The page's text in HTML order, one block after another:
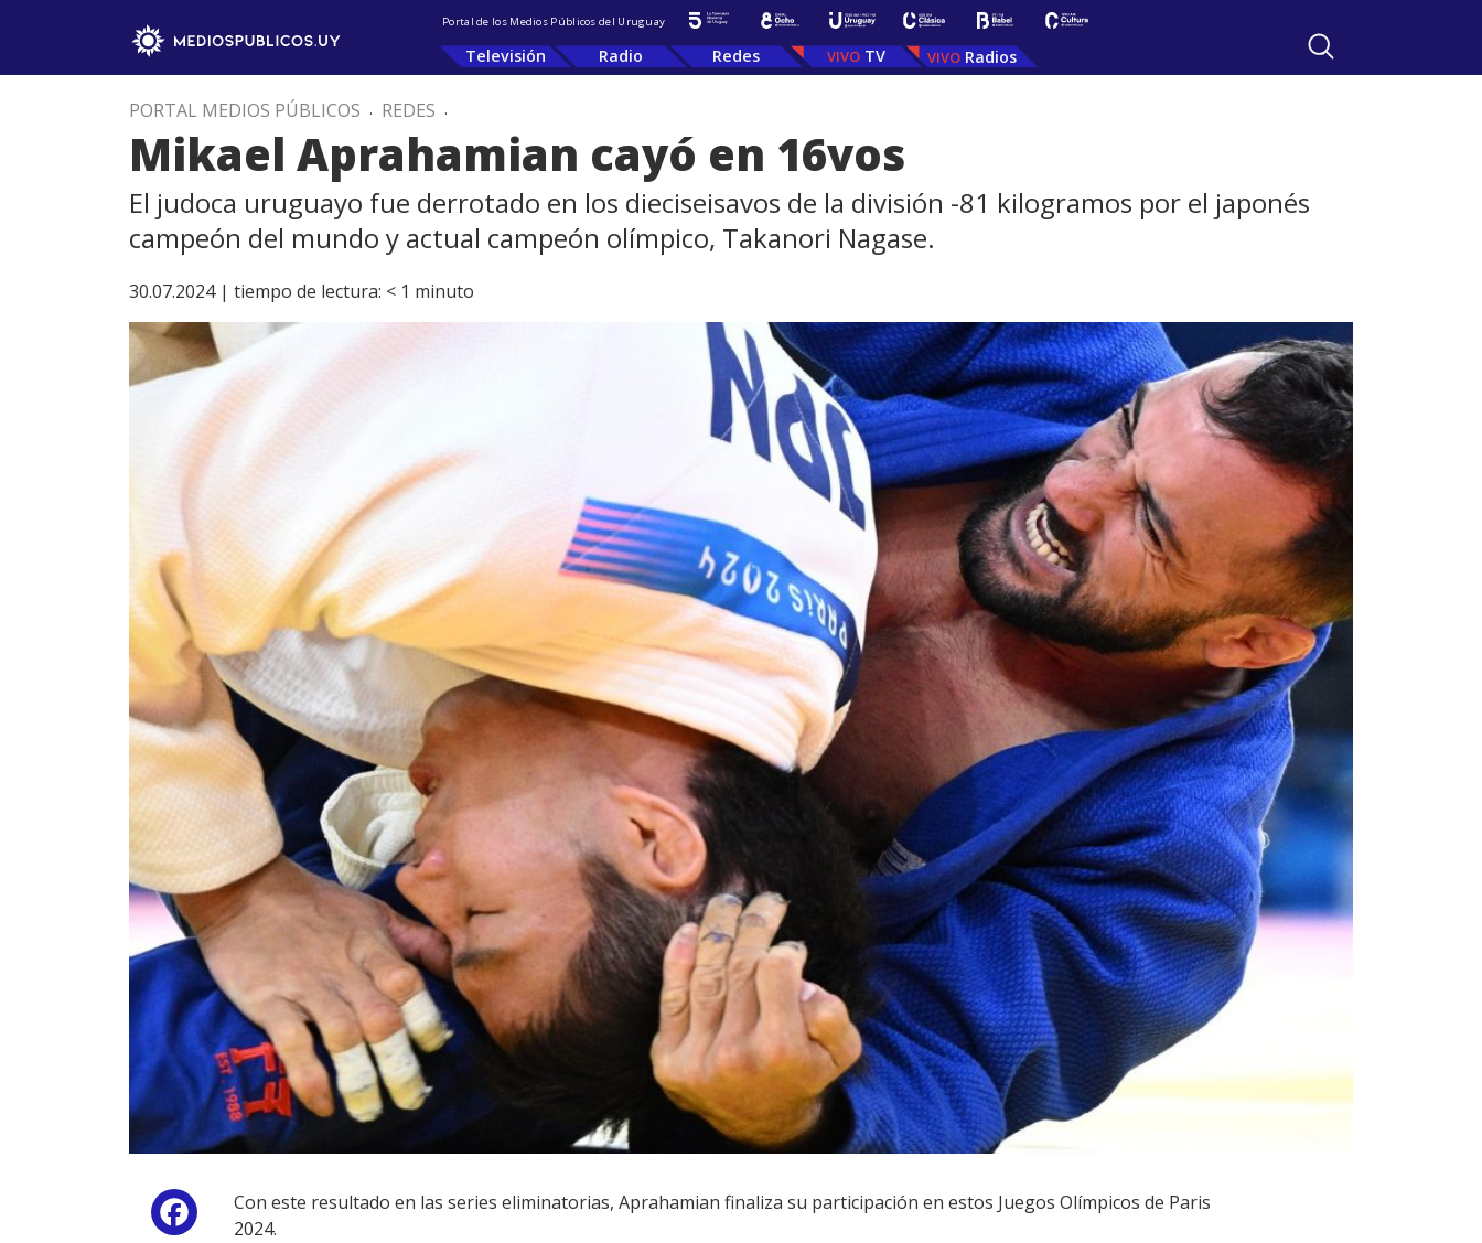
Portal de los Medios Públicos del Uruguay
Televisión Radio Redes TV Radios
PORTAL MEDIOS PÚBLICOS . REDES .
Mikael Aprahamian cayó en 16vos
El judoca uruguayo fue derrotado en los dieciseisavos de la división -81 kilogramos por el japonés
campeón del mundo y actual campeón olímpico, Takanori Nagase.
30.07.2024 | tiempo de lectura: < 1 minuto
Facebook
Con este resultado en las series eliminatorias, Aprahamian finaliza su participación en estos Juegos Olímpicos de Paris
2024.